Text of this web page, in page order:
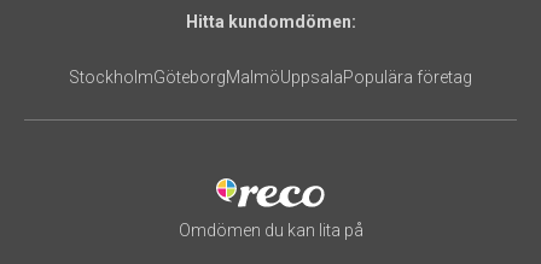
Hitta kundomdömen:
StockholmGöteborgMalmöUppsalaPopulära företag
Omdömen du kan lita på